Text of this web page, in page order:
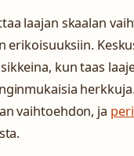
laajan skaalan
kun taas
vaihtoehdon, ja